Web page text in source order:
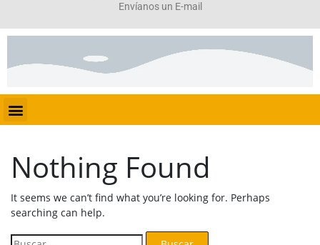
Envíanos un E-mail
Nothing Found
It seems we can’t find what you’re looking for. Perhaps
searching can help.